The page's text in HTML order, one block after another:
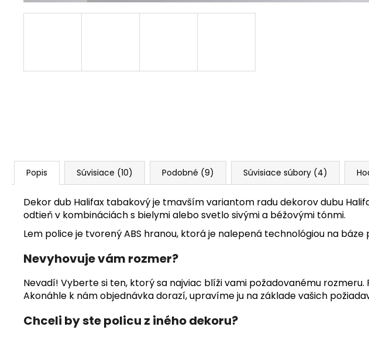
Popis Súvisiace (10) Podobné (9) Súvisiace súbory (4)
Dekor dub Halifax tabakový je tmavším variantom radu dekorov dubu
odtieň v kombináciách s bielymi alebo svetlo sivými a béžovými tónmi.
Lem police je tvorený ABS hranou, ktorá je nalepená technológiou na
Nevyhovuje vám rozmer?
Nevadí! Vyberte si ten, ktorý sa najviac blíži vami požadovanému
Akonáhle k nám objednávka dorazí, upravíme ju na základe vašich
Chceli by ste policu z iného dekoru?